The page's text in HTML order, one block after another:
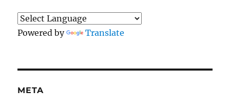
Powered by Translate
META